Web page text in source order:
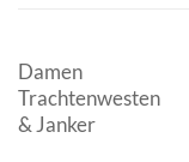
Damen
Trachtenwesten
& Janker